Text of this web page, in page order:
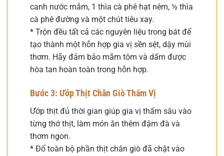
canh nước mắm, 1 thìa cà phê hạt nêm, ½ thìa
cà phê đường và một chút tiêu xay.
* Trộn đều tất cả các nguyên liệu trong bát để
tạo thành một hỗn hợp gia vị sền sệt, dậy mùi
thơm. Hãy đảm bảo mắm tôm và dấm được
hòa tan hoàn toàn trong hỗn hợp.
Bước 3: Ướp Thịt Chân Giò Thấm Vị
Ướp thịt đủ thời gian giúp gia vị thấm sâu vào
từng thớ thịt, làm món ăn thêm đậm đà và
thơm ngon.
* Đổ toàn bộ phần thịt chân giò đã chặt vào